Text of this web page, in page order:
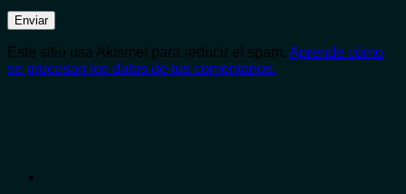
Este sitio usa Akismet para reducir el spam. Aprende cómo
se procesan los datos de tus comentarios.